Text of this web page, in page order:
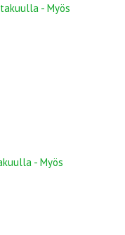
- Myös
- Myös